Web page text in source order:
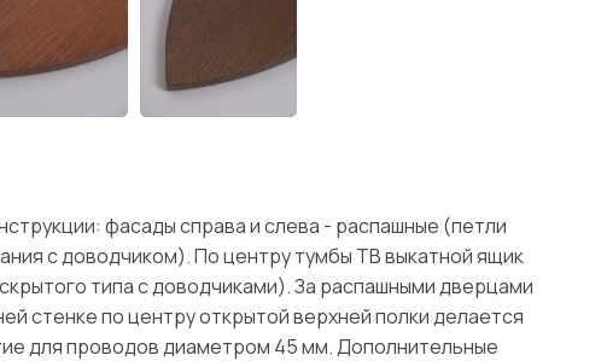
фасады справа и слева - распашные (петли
с доводчиком). По центру тумбы ТВ выкатной ящик
типа с доводчиками). За распашными дверцами
стенке по центру открытой верхней полки делается
для проводов диаметром 45 мм. Дополнительные